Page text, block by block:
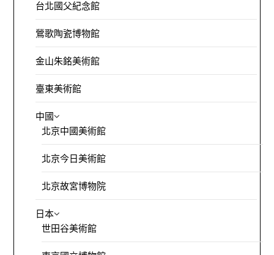
台北國父紀念館
鶯歌陶瓷博物館
金山朱銘美術館
臺東美術館
中國
北京中國美術館
北京今日美術館
北京故宮博物院
日本
世田谷美術館